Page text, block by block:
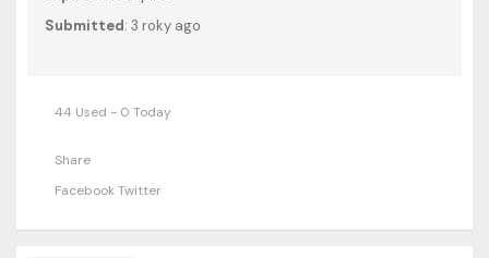
Submitted: 3 roky ago
44 Used - 0 Today
Share
FacebookTwitter